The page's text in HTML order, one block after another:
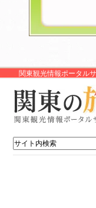
関東観光情報ポータル